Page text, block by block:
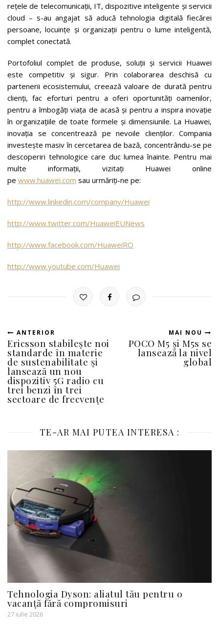
rețele de telecomunicații, IT, dispozitive inteligente și servicii
cloud – s-au angajat să aducă tehnologia digitală fiecărei
persoane, locuințe și organizații pentru o lume inteligentă,
complet conectată.
Portofoliul complet de produse, soluții și servicii Huawei
este competitiv și sigur. Prin colaborarea deschisă cu
partenerii ecosistemului, creează valoare de durată pentru
clienți, fac eforturi pentru a oferi oportunități oamenilor,
pentru a îmbogăți viața de acasă și pentru a inspira inovație
în organizațiile de toate formele și dimensiunile. La Huawei,
inovația se concentrează pe nevoile clienților. Compania
investește masiv în cercetarea de bază, concentrându-se pe
descoperiri tehnologice care duc lumea înainte. Pentru mai
multe informații, vizitați Huawei online
pe www.huawei.com sau urmăriți-ne pe:
http://www.linkedin.com/company/Huawei
http://www.twitter.com/HuaweiEUNews
http://www.facebook.com/HuaweiRO
http://www.youtube.com/Huawei
ANTERIOR
Ericsson stabilește noi
standarde în materie
de sustenabilitate și
lansează un nou
dispozitiv 5G radio cu
trei benzi în trei
sectoare de frecvențe
MAI NOU
POCO M5 și M5s se
lansează la nivel
global
TE-AR MAI PUTEA INTERESA :
Tehnologia Dyson: aliatul tău pentru o
vacanță fără compromisuri
27 iulie 2026